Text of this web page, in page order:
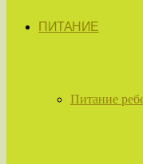
ПИТАНИЕ
Питание